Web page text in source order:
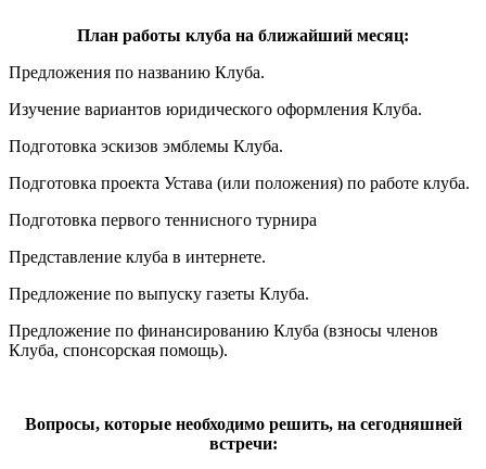
План работы клуба на ближайший месяц:
Предложения по названию Клуба.
Изучение вариантов юридического оформления Клуба.
Подготовка эскизов эмблемы Клуба.
Подготовка проекта Устава (или положения) по работе клуба.
Подготовка первого теннисного турнира
Представление клуба в интернете.
Предложение по выпуску газеты Клуба.
Предложение по финансированию Клуба (взносы членов
Клуба, спонсорская помощь).
Вопросы, которые необходимо решить, на сегодняшней
встречи: